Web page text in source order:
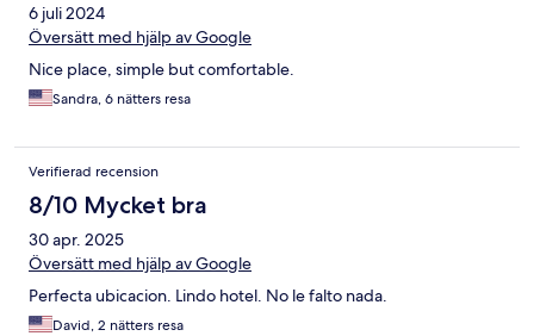
6 juli 2024
Översätt med hjälp av Google
Nice place, simple but comfortable.
Sandra, 6 nätters resa
Verifierad recension
8/10 Mycket bra
30 apr. 2025
Översätt med hjälp av Google
Perfecta ubicacion. Lindo hotel. No le falto nada.
David, 2 nätters resa